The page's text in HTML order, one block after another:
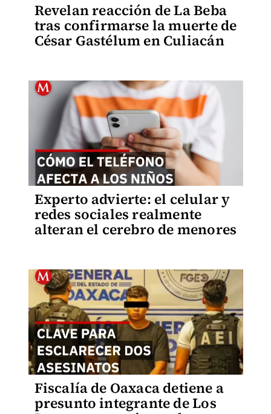
Revelan reacción de La Beba
tras confirmarse la muerte de
César Gastélum en Culiacán
Experto advierte: el celular y
redes sociales realmente
alteran el cerebro de menores
Fiscalía de Oaxaca detiene a
presunto integrante de Los